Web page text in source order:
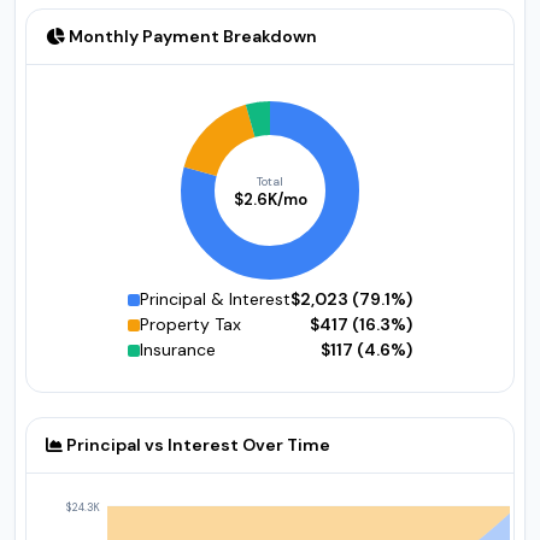
Monthly Payment Breakdown
Total
$2.6K/mo
Principal & Interest$2,023 (79.1%)
Property Tax
$417 (16.3%)
Insurance
$117 (4.6%)
Principal vs Interest Over Time
$24.3K